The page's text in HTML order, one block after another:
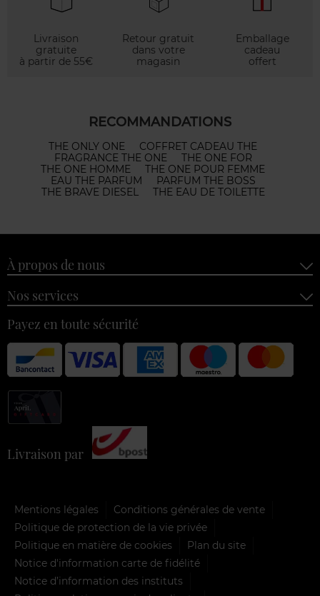
Livraison
gratuite
à partir de 55€
Retour gratuit
dans votre
magasin
Emballage
cadeau
offert
RECOMMANDATIONS
THE ONLY ONE
COFFRET CADEAU THE
FRAGRANCE THE ONE
THE ONE FOR
THE ONE HOMME
THE ONE POUR FEMME
EAU THE PARFUM
PARFUM THE BOSS
THE BRAVE DIESEL
THE EAU DE TOILETTE
À propos de nous
Nos services
Payez en toute sécurité
Livraison par
Mentions légales
Conditions générales de vente
Politique de protection de la vie privée
Politique en matière de cookies
Plan du site
Notice d'information carte de fidélité
Notice d’information des instituts